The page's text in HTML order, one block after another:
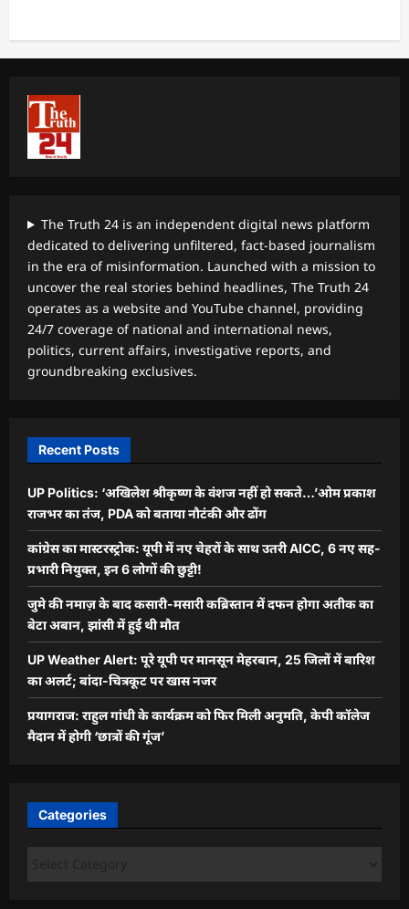
The Truth 24 is an independent digital news platform
dedicated to delivering unfiltered, fact-based journalism
in the era of misinformation. Launched with a mission to
uncover the real stories behind headlines, The Truth 24
operates as a website and YouTube channel, providing
24/7 coverage of national and international news,
politics, current affairs, investigative reports, and
groundbreaking exclusives.
Recent Posts
UP Politics: ‘अखिलेश श्रीकृष्ण के वंशज नहीं हो सकते…’ओम प्रकाश
राजभर का तंज, PDA को बताया नौटंकी और ढोंग
कांग्रेस का मास्टरस्ट्रोक: यूपी में नए चेहरों के साथ उतरी AICC, 6 नए सह-
प्रभारी नियुक्त, इन 6 लोगों की छुट्टी!
जुमे की नमाज़ के बाद कसारी-मसारी कब्रिस्तान में दफन होगा अतीक का
बेटा अबान, झांसी में हुई थी मौत
UP Weather Alert: पूरे यूपी पर मानसून मेहरबान, 25 जिलों में बारिश
का अलर्ट; बांदा-चित्रकूट पर खास नजर
प्रयागराज: राहुल गांधी के कार्यक्रम को फिर मिली अनुमति, केपी कॉलेज
मैदान में होगी ‘छात्रों की गूंज’
Categories